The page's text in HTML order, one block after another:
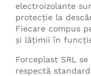
electroizolante
protecție la
Fiecare compus
și lățimii în
Forceplast SRL
respectă